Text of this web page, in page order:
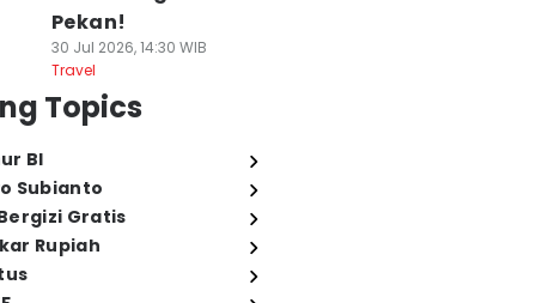
Pekan!
30 Jul 2026, 14:30 WIB
Travel
Topics
BI
Subianto
Gratis
Rupiah